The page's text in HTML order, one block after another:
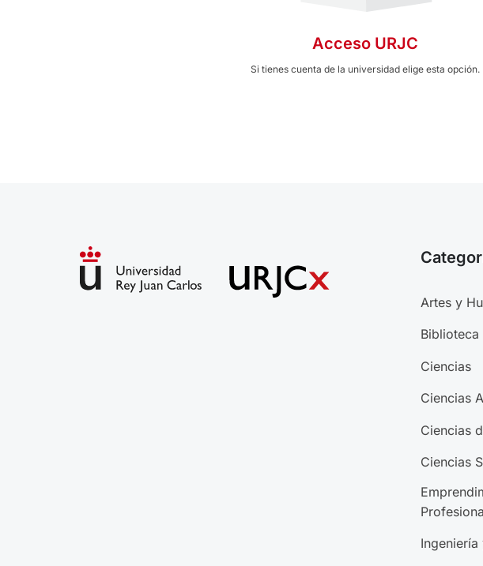
Acceso URJC
Si tienes cuenta de la universidad elige esta opción.
Artes y
Biblioteca
Ciencias
Ciencias
Ciencias
Ciencias